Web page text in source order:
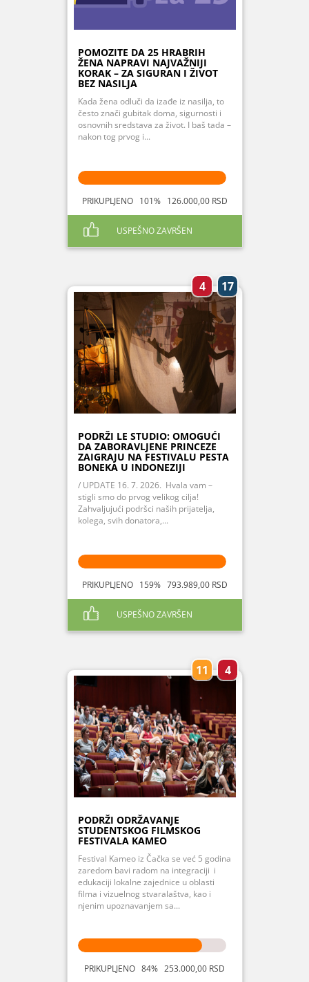
POMOZITE DA 25 HRABRIH
ŽENA NAPRAVI NAJVAŽNIJI
KORAK – ZA SIGURAN I ŽIVOT
BEZ NASILJA
Kada žena odluči da izađe iz nasilja, to
često znači gubitak doma, sigurnosti i
osnovnih sredstava za život. I baš tada –
nakon tog prvog i...
PRIKUPLJENO 101% 126.000,00 RSD
USPEŠNO ZAVRŠEN
4 17
PODRŽI LE STUDIO: OMOGUĆI
DA ZABORAVLJENE PRINCEZE
ZAIGRAJU NA FESTIVALU PESTA
BONEKA U INDONEZIJI
/ UPDATE 16. 7. 2026. Hvala vam –
stigli smo do prvog velikog cilja!
Zahvaljujući podršci naših prijatelja,
kolega, svih donatora,...
PRIKUPLJENO 159% 793.989,00 RSD
USPEŠNO ZAVRŠEN
11 4
PODRŽI ODRŽAVANJE
STUDENTSKOG FILMSKOG
FESTIVALA KAMEO
Festival Kameo iz Čačka se već 5 godina
zaredom bavi radom na integraciji i
edukaciji lokalne zajednice u oblasti
filma i vizuelnog stvaralaštva, kao i
njenim upoznavanjem sa...
PRIKUPLJENO 84% 253.000,00 RSD